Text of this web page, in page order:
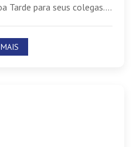
Tarde para seus colegas....